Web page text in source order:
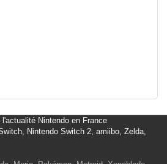
Nintendo en France
Nintendo Switch 2, amiibo, Zelda,